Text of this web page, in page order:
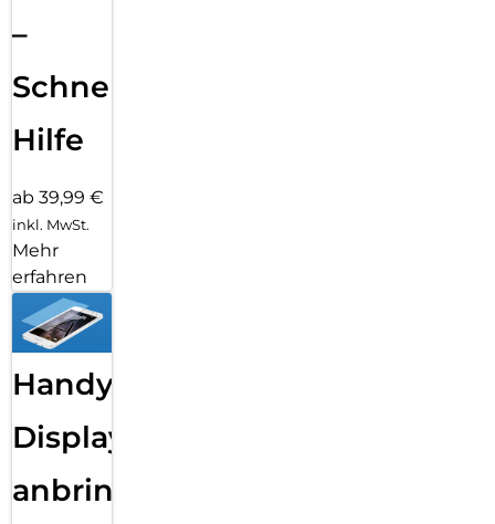
–
Schnelle
Hilfe
ab 39,99 €
inkl. MwSt.
Mehr
erfahren
Handy
Displayfolie
anbringen